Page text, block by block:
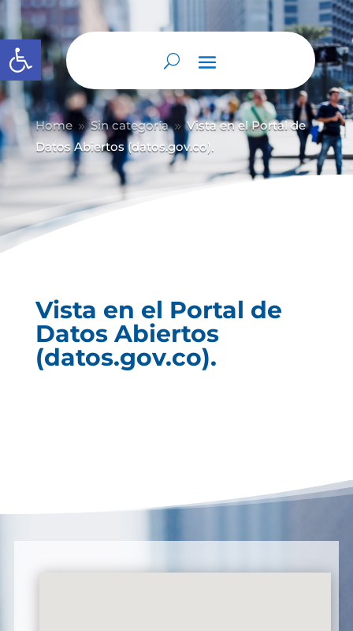
Abrir barra de herramientas
Home 9 Sin categoría 9 Vista en el Portal de
Datos Abiertos (datos.gov.co).
Vista en el Portal de
Datos Abiertos
(datos.gov.co).